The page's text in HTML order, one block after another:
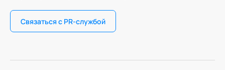
Связаться с PR-службой